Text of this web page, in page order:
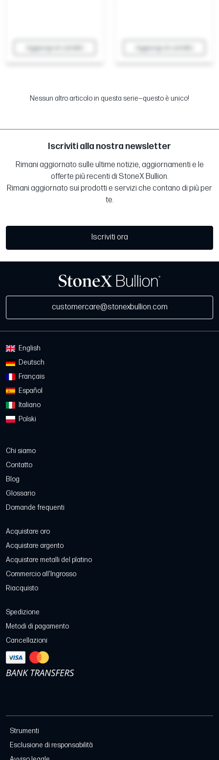
Aggiungi al carrello Aggiungi al carrello
Nessun altro articolo in questa serie—questo è unico!
Iscriviti alla nostra newsletter
Rimani aggiornato sulle ultime notizie, aggiornamenti e le
offerte più recenti di StoneX Bullion.
Rimani aggiornato sui prodotti e servizi che contano di più per
te.
Iscriviti ora
customercare@stonexbullion.com
English
Deutsch
Français
Español
Italiano
Polski
Chi siamo
Contatto
Blog
Glossario
Domande frequenti
Acquistare oro
Acquistare argento
Acquistare metalli del platino
Commercio all'Ingrosso
Riacquisto
Spedizione
Metodi di pagamento
Cancellazioni
Strumenti
Esclusione di responsabilità